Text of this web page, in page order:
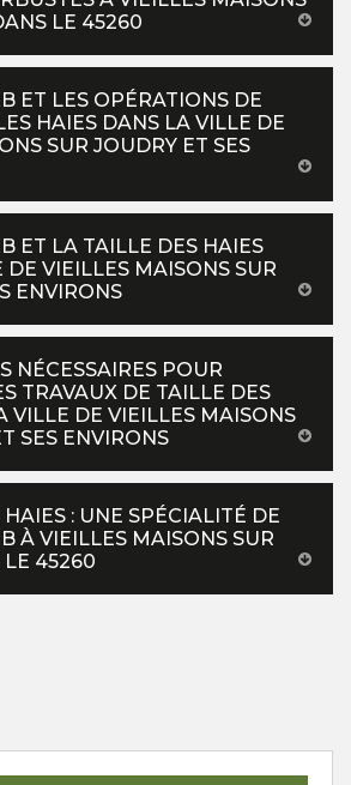
LE 45260
ET LES OPÉRATIONS DE
HAIES DANS LA VILLE DE
SUR JOUDRY ET SES
ET LA TAILLE DES HAIES
DE VIEILLES MAISONS SUR
ENVIRONS
NÉCESSAIRES POUR
TRAVAUX DE TAILLE DES
VILLE DE VIEILLES MAISONS
SES ENVIRONS
: UNE SPÉCIALITÉ DE
À VIEILLES MAISONS SUR
LE 45260